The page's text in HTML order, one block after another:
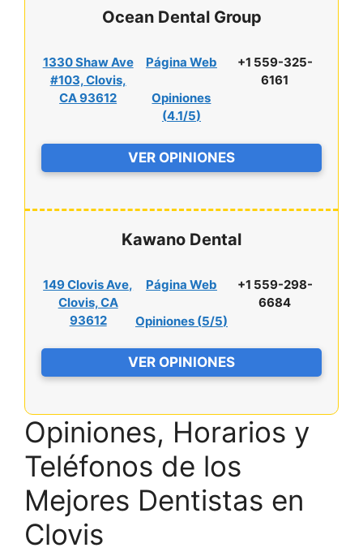
Ocean Dental Group
1330 Shaw Ave
#103, Clovis,
CA 93612
Página Web
Opiniones
(4.1/5)
+1 559-325-
6161
VER OPINIONES
Kawano Dental
149 Clovis Ave,
Clovis, CA
93612
Página Web
Opiniones (5/5)
+1 559-298-
6684
VER OPINIONES
Opiniones, Horarios y
Teléfonos de los
Mejores Dentistas en
Clovis